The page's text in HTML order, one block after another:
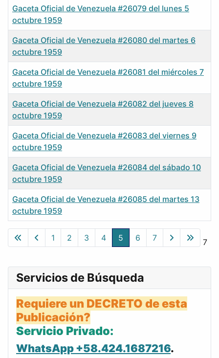
Gacetas
Gaceta Oficial de Venezuela #26079 del lunes 5
octubre 1959
Gaceta Oficial de Venezuela #26080 del martes 6
octubre 1959
Gaceta Oficial de Venezuela #26081 del miércoles 7
octubre 1959
Gaceta Oficial de Venezuela #26082 del jueves 8
octubre 1959
Gaceta Oficial de Venezuela #26083 del viernes 9
octubre 1959
Gaceta Oficial de Venezuela #26084 del sábado 10
octubre 1959
Gaceta Oficial de Venezuela #26085 del martes 13
octubre 1959
Página 5 de 7
1 2 3 4 5 6 7
Servicios de Búsqueda
Requiere un DECRETO de esta
Publicación?
Servicio Privado:
WhatsApp +58.424.1687216.